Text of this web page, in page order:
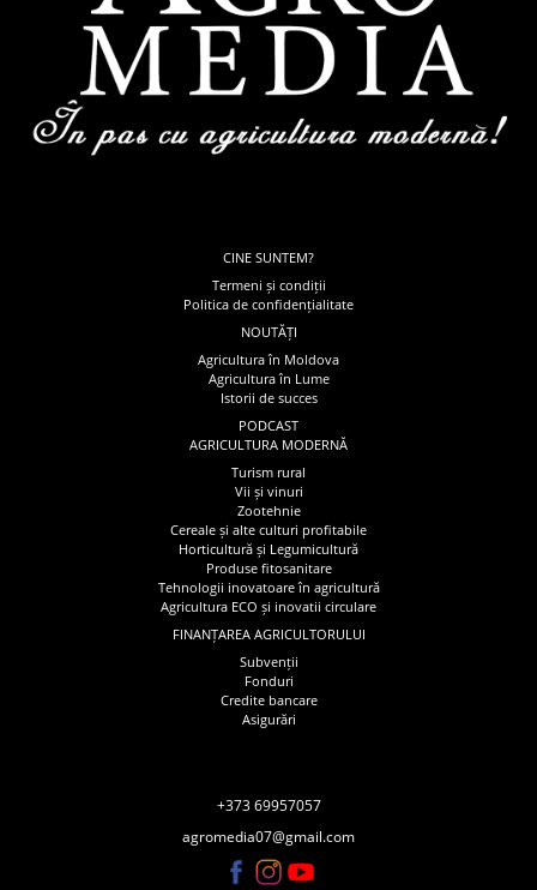
CINE SUNTEM?
Termeni și condiții
Politica de confidențialitate
NOUTĂȚI
Agricultura în Moldova
Agricultura în Lume
Istorii de succes
PODCAST
AGRICULTURA MODERNĂ
Turism rural
Vii și vinuri
Zootehnie
Cereale și alte culturi profitabile
Horticultură și Legumicultură
Produse fitosanitare
Tehnologii inovatoare în agricultură
Agricultura ECO și inovatii circulare
FINANȚAREA AGRICULTORULUI
Subvenții
Fonduri
Credite bancare
Asigurări
+373 69957057
agromedia07@gmail.com